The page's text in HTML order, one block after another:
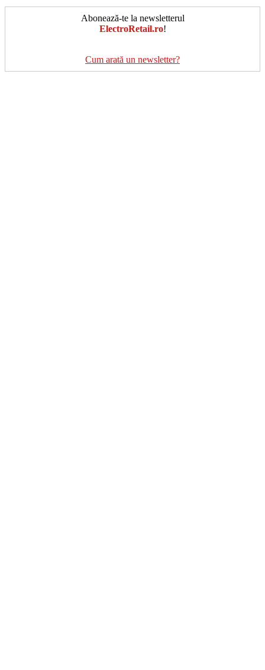
Abonează-te la newsletterul
ElectroRetail.ro!
Cum arată un newsletter?